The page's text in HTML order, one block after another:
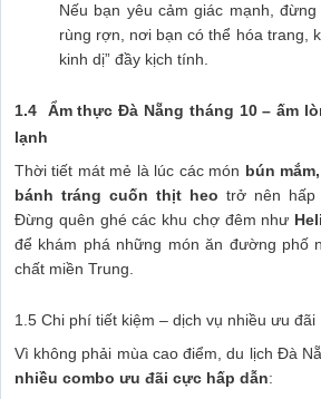
Nếu bạn yêu cảm giác mạnh,
rùng rợn, nơi bạn có thể hóa trang,
kinh dị” đầy kịch tính.
1.4 Ẩm thực Đà Nẵng tháng 10 – ấm
lạnh
Thời tiết mát mẻ là lúc các món bún
bánh tráng cuốn thịt heo trở nên hấp
Đừng quên ghé các khu chợ đêm như
để khám phá những món ăn đường phố
chất miền Trung.
1.5 Chi phí tiết kiệm – dịch vụ nhiều ưu đãi
Vì không phải mùa cao điểm, du lịch Đà
nhiều combo ưu đãi cực hấp dẫn: